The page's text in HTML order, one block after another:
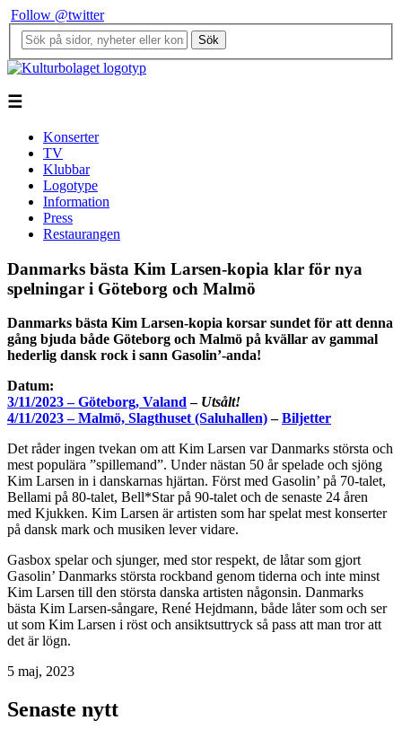
Follow @twitter
Sök
☰
Konserter
TV
Klubbar
Logotype
Information
Press
Restaurangen
Danmarks bästa Kim Larsen-kopia klar för nya
spelningar i Göteborg och Malmö
Danmarks bästa Kim Larsen-kopia korsar sundet för att denna
gång bjuda både Göteborg och Malmö på kvällar av gammal
hederlig dansk rock i sann Gasolin’-anda!
Datum:
3/11/2023 – Göteborg, Valand– Utsålt!
4/11/2023 – Malmö, Slagthuset (Saluhallen)–Biljetter
Det råder ingen tvekan om att Kim Larsen var Danmarks största och
mest populära ”spillemand”. Under nästan 50 år spelade och sjöng
Kim Larsen in i danskarnas hjärtan. Först med Gasolin’ på 70-talet,
Bellami på 80-talet, Bell*Star på 90-talet och de senaste 24 åren
med Kjukken. Kim Larsen är artisten som har spelat mest konserter
på dansk mark och musiken lever vidare.
Gasbox spelar och sjunger, med stor respekt, de låtar som gjort
Gasolin’ Danmarks största rockband genom tiderna och inte minst
Kim Larsen till den största danska artisten någonsin. Danmarks
bästa Kim Larsen-sångare, René Hejdmann, både låter som och ser
ut som Kim Larsen i röst och ansiktsuttryck så pass att man tror att
det är lögn.
5 maj, 2023
Senaste nytt